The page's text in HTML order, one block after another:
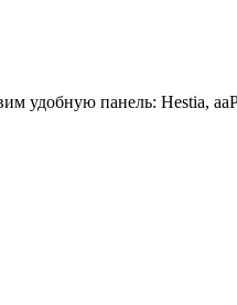
удобную панель: Hestia,